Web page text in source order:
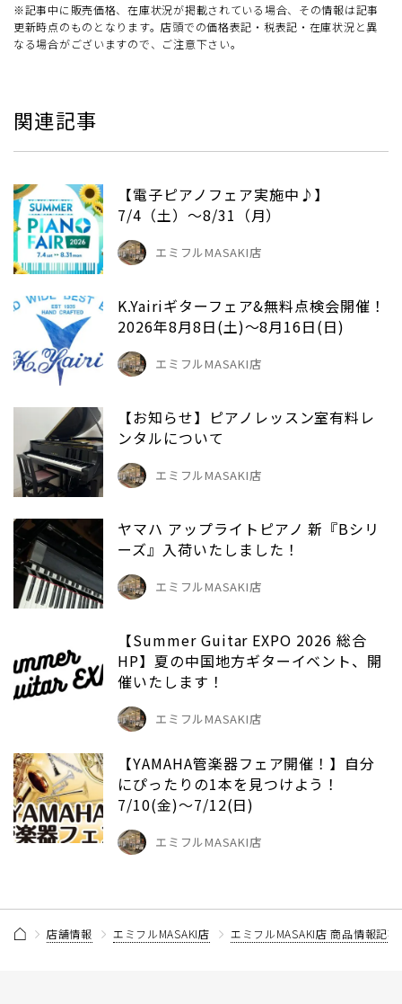
※記事中に販売価格、在庫状況が掲載されている場合、その情報は記事
更新時点のものとなります。店頭での価格表記・税表記・在庫状況と異
なる場合がございますので、ご注意下さい。
関連記事
【電子ピアノフェア実施中♪】
7/4（土）～8/31（月）
エミフルMASAKI店
K.Yairiギターフェア&無料点検会開催！
2026年8月8日(土)～8月16日(日)
エミフルMASAKI店
【お知らせ】ピアノレッスン室有料レ
ンタルについて
エミフルMASAKI店
ヤマハ アップライトピアノ 新『Bシリ
ーズ』入荷いたしました！
エミフルMASAKI店
【Summer Guitar EXPO 2026 総合
HP】夏の中国地方ギターイベント、開
催いたします！
エミフルMASAKI店
【YAMAHA管楽器フェア開催！】自分
にぴったりの1本を見つけよう！
7/10(金)～7/12(日)
エミフルMASAKI店
店舗情報 エミフルMASAKI店 エミフルMASAKI店 商品情報記